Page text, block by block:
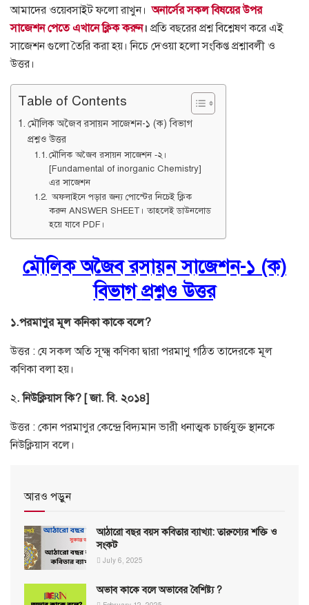
আমাদের ওয়েবসাইট ফলো রাখুন।অনার্সের ‍সকল বিষয়ের উপর
সাজেশন পেতে এখানে ক্লিক করুন। প্রতি বছরের প্রশ্ন বিশ্লেষণ করে এই
সাজেশন গুলো তৈরি করা হয়। নিচে দেওয়া হলো সংকিপ্ত প্রশ্নাবলী ও
উত্তর।
Table of Contents
মৌলিক অজৈব রসায়ন সাজেশন-১ (ক) বিভাগ
প্রশ্নও উত্তর
মৌলিক অজৈব রসায়ন সাজেশন -২।
[Fundamental of inorganic Chemistry]
এর সাজেশন
অফলাইনে পড়ার জন্য পোস্টের নিচেই ক্লিক
করুন ANSWER SHEET। তাহলেই ডাউনলোড
হয়ে যাবে PDF।
মৌলিক অজৈব রসায়ন সাজেশন-১ (ক)
বিভাগপ্রশ্নও উত্তর
১.পরমাণুর মূল কনিকা কাকে বলে?
উত্তর : যে সকল অতি সূক্ষ্ম কণিকা দ্বারা পরমাণু গঠিত তাদেরকে মূল
কণিকা বলা হয়।
২. নিউক্লিয়াস কি? [ জা. বি. ২০১৪]
উত্তর : কোন পরমাণুর কেন্দ্রে বিদ্যমান ভারী ধনাত্মক চার্জযুক্ত স্থানকে
নিউক্লিয়াস বলে।
আরও পড়ুন
আঠারো বছর বয়স কবিতার ব্যাখ্যা: তারুণ্যের শক্তি ও
সংকট
July 6, 2025
অভাব কাকে বলে অভাবের বৈশিষ্ট্য ?